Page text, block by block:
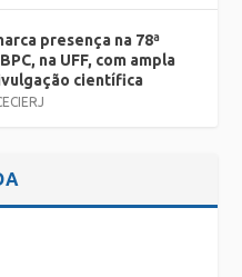
presença na 78ª
na UFF, com ampla
científica